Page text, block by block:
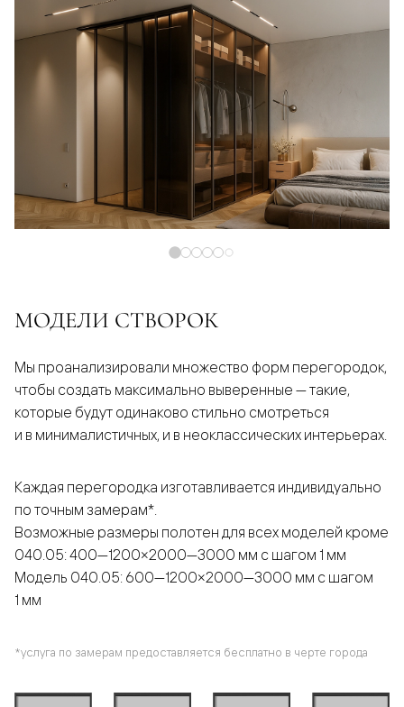
МОДЕЛИ СТВОРОК
Мы проанализировали множество форм перегородок,
чтобы создать максимально выверенные — такие,
которые будут одинаково стильно смотреться
и в минималистичных, и в неоклассических интерьерах.
Каждая перегородка изготавливается индивидуально
по точным замерам*.
Возможные размеры полотен для всех моделей кроме
040.05: 400—1200×2000—3000 мм с шагом 1 мм
Модель 040.05: 600—1200×2000—3000 мм с шагом
1 мм
*услуга по замерам предоставляется бесплатно в черте города